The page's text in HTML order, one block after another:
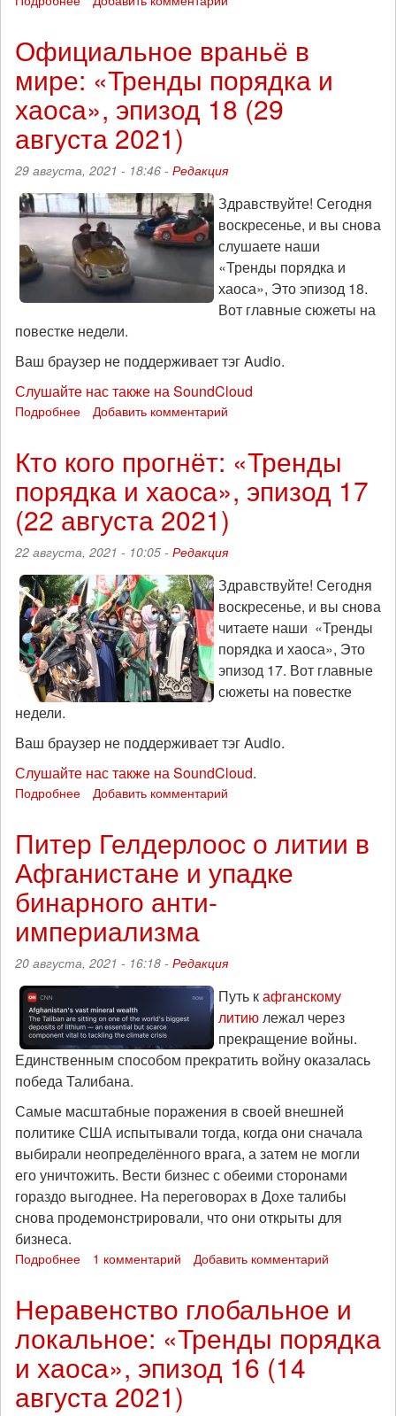
хаоса»,
эпизод
19
(5
сентября
Выбирать
тюрьму?
Официальное враньё в
мире: «Тренды порядка и
хаоса», эпизод 18 (29
августа 2021)
29 августа, 2021 - 18:46 - Редакция
Здравствуйте! Сегодня
воскресенье, и вы снова
слушаете наши
«Тренды порядка и
хаоса», Это эпизод 18.
Вот главные сюжеты на
повестке недели.
Ваш браузер не поддерживает тэг Audio.
Слушайте нас также на SoundCloud
Подробнее
в
«Тренды
порядка
и
хаоса»,
эпизод
18
(29
августа
2021)
Добавить комментарий
Кто кого прогнёт: «Тренды
порядка и хаоса», эпизод 17
(22 августа 2021)
22 августа, 2021 - 10:05 - Редакция
Здравствуйте! Сегодня
воскресенье, и вы снова
читаете наши «Тренды
порядка и хаоса», Это
эпизод 17. Вот главные
сюжеты на повестке
недели.
Ваш браузер не поддерживает тэг Audio.
Слушайте нас также на SoundCloud.
Подробнее
прогнёт:
«Тренды
порядка
и
хаоса»,
эпизод
17
(22
августа
2021)
Добавить комментарий
Питер Гелдерлоос о литии в
Афганистане и упадке
бинарного анти-
империализма
20 августа, 2021 - 16:18 - Редакция
Путь кафганскому
литиюлежал через
прекращение войны.
Единственным способом прекратить войну оказалась
победа Талибана.
Самые масштабные поражения в своей внешней
политике США испытывали тогда, когда они сначала
выбирали неопределённого врага, а затем не могли
его уничтожить. Вести бизнес с обеими сторонами
гораздо выгоднее. На переговорах в Дохе талибы
снова продемонстрировали, что они открыты для
бизнеса.
Подробнее
о
в
Афганистане
и
упадке
1 комментарий Добавить комментарий
Неравенство глобальное и
локальное: «Тренды порядка
и хаоса», эпизод 16 (14
августа 2021)